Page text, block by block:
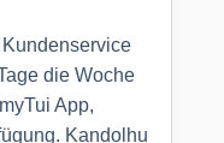
die Woche
App,
Kandolhu